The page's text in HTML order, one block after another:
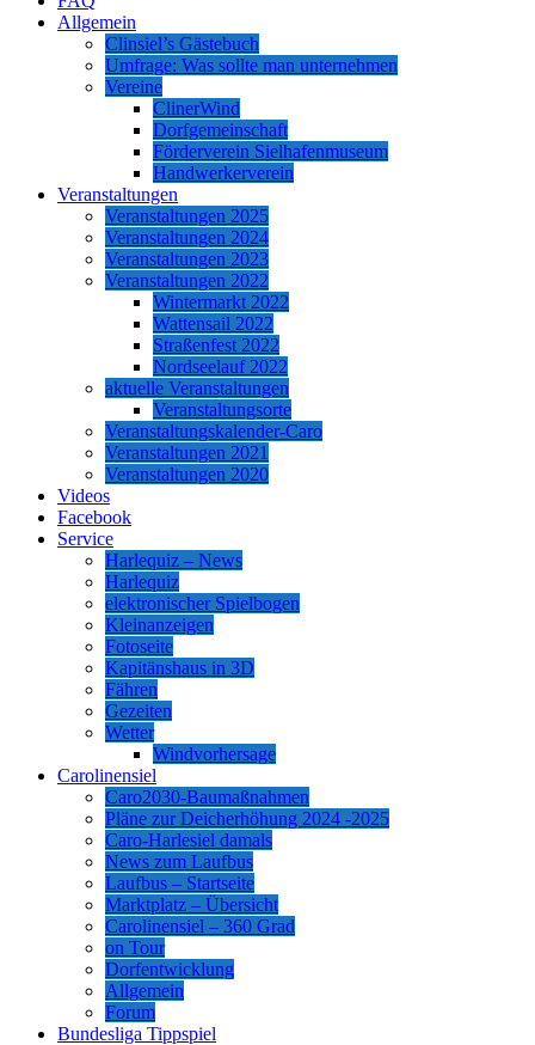
Allgemein
Clinsiel’s Gästebuch
Umfrage: Was sollte man unternehmen
Vereine
ClinerWind
Dorfgemeinschaft
Förderverein Sielhafenmuseum
Handwerkerverein
Veranstaltungen
Veranstaltungen 2025
Veranstaltungen 2024
Veranstaltungen 2023
Veranstaltungen 2022
Wintermarkt 2022
Wattensail 2022
Straßenfest 2022
Nordseelauf 2022
aktuelle Veranstaltungen
Veranstaltungsorte
Veranstaltungskalender-Caro
Veranstaltungen 2021
Veranstaltungen 2020
Videos
Facebook
Service
Harlequiz – News
Harlequiz
elektronischer Spielbogen
Kleinanzeigen
Fotoseite
Kapitänshaus in 3D
Fähren
Gezeiten
Wetter
Windvorhersage
Carolinensiel
Caro2030-Baumaßnahmen
Pläne zur Deicherhöhung 2024 -2025
Caro-Harlesiel damals
News zum Laufbus
Laufbus – Startseite
Marktplatz – Übersicht
Carolinensiel – 360 Grad
on Tour
Dorfentwicklung
Allgemein
Forum
Bundesliga Tippspiel